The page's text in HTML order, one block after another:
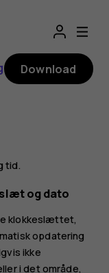
Download
tid.
og dato
klokkeslættet,
opdatering
ikke
i det område,